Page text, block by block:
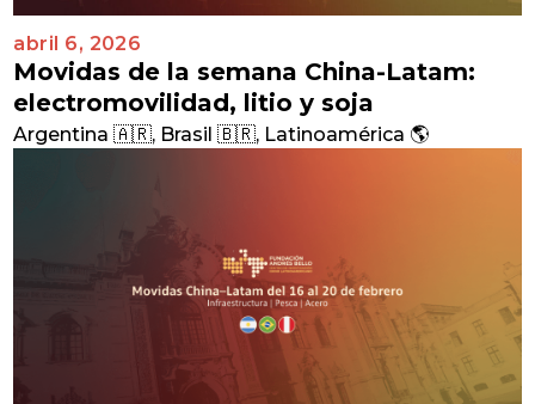
abril 6, 2026
Movidas de la semana China-Latam:
electromovilidad, litio y soja
Argentina 🇦🇷, Brasil 🇧🇷, Latinoamérica 🌎